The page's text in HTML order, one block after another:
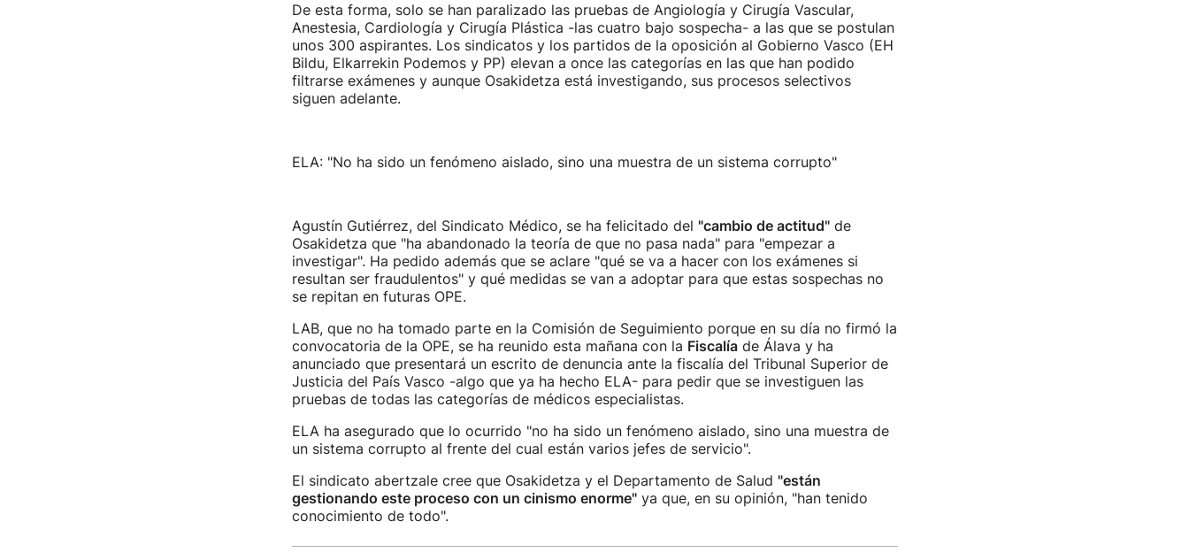
De esta forma, solo se han paralizado las pruebas de Angiología y Cirugía Vascular,
Anestesia, Cardiología y Cirugía Plástica -las cuatro bajo sospecha- a las que se postulan
unos 300 aspirantes. Los sindicatos y los partidos de la oposición al Gobierno Vasco (EH
Bildu, Elkarrekin Podemos y PP) elevan a once las categorías en las que han podido
filtrarse exámenes y aunque Osakidetza está investigando, sus procesos selectivos
siguen adelante.
ELA: "No ha sido un fenómeno aislado, sino una muestra de un sistema corrupto"
Agustín Gutiérrez, del Sindicato Médico, se ha felicitado del "cambio de actitud"de
Osakidetza que "ha abandonado la teoría de que no pasa nada" para "empezar a
investigar". Ha pedido además que se aclare "qué se va a hacer con los exámenes si
resultan ser fraudulentos" y qué medidas se van a adoptar para que estas sospechas no
se repitan en futuras OPE.
LAB, que no ha tomado parte en la Comisión de Seguimiento porque en su día no firmó la
convocatoria de la OPE, se ha reunido esta mañana con la Fiscalíade Álava y ha
anunciado que presentará un escrito de denuncia ante la fiscalía del Tribunal Superior de
Justicia del País Vasco -algo que ya ha hecho ELA- para pedir que se investiguen las
pruebas de todas las categorías de médicos especialistas.
ELA ha asegurado que lo ocurrido "no ha sido un fenómeno aislado, sino una muestra de
un sistema corrupto al frente del cual están varios jefes de servicio".
El sindicato abertzale cree que Osakidetza y el Departamento de Salud "están
gestionando este proceso con un cinismo enorme"ya que, en su opinión, "han tenido
conocimiento de todo".